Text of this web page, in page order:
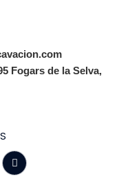
Fogars de la Selva,